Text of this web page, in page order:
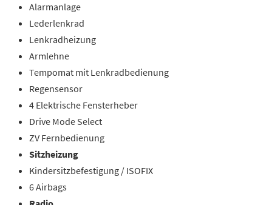
Alarmanlage
Lederlenkrad
Lenkradheizung
Armlehne
Tempomat mit Lenkradbedienung
Regensensor
4 Elektrische Fensterheber
Drive Mode Select
ZV Fernbedienung
Sitzheizung
Kindersitzbefestigung / ISOFIX
6 Airbags